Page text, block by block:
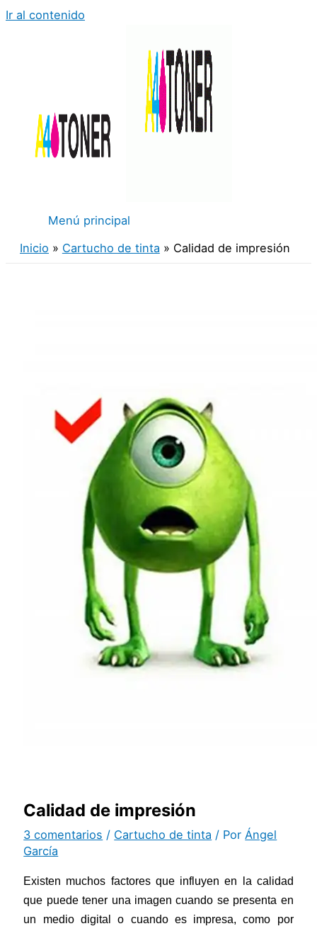
Ir al contenido
Menú principal
Inicio
Cartucho de tinta Calidad de impresión
Calidad de impresión
3 comentarios / Cartucho de tinta / PorÁngel
García
Existen muchos factores que influyen en la calidad
que puede tener una imagen cuando se presenta en
un medio digital o cuando es impresa, como por